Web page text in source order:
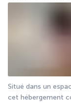
Situé dans un
cet hébergement